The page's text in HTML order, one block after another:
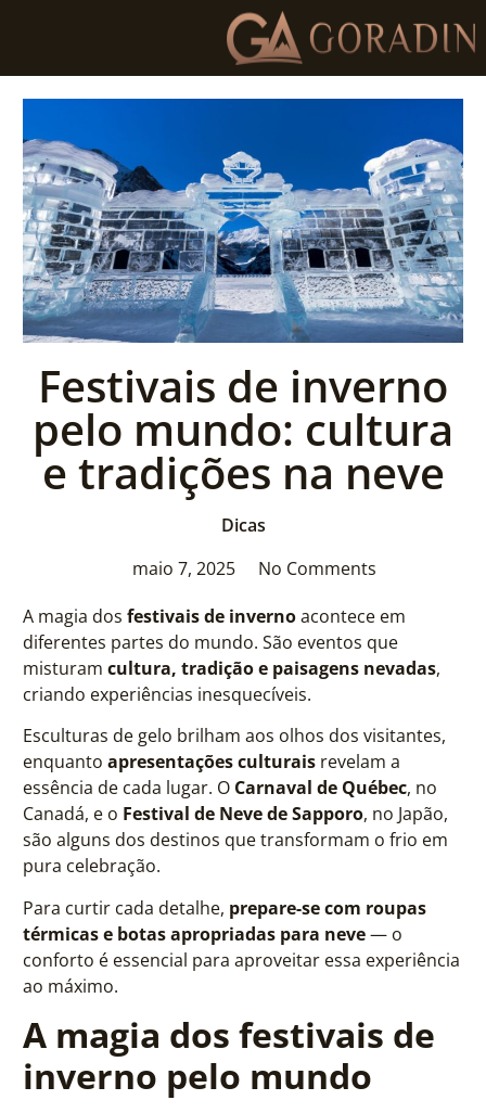
Festivais de inverno
pelo mundo: cultura
e tradições na neve
Dicas
maio 7, 2025
No Comments
A magia dos festivais de invernoacontece em
diferentes partes do mundo. São eventos que
misturam cultura, tradição e paisagens nevadas,
criando experiências inesquecíveis.
Esculturas de gelo brilham aos olhos dos visitantes,
enquanto apresentações culturais revelam a
essência de cada lugar. O Carnaval de Québec, no
Canadá, e o Festival de Neve de Sapporo, no Japão,
são alguns dos destinos que transformam o frio em
pura celebração.
Para curtir cada detalhe, prepare-se com roupas
térmicas e botas apropriadas para neve— o
conforto é essencial para aproveitar essa experiência
ao máximo.
A magia dos festivais de
inverno pelo mundo